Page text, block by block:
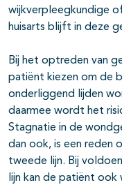
wijkverpleegkundige
huisarts blijft in deze
Bij het optreden van
patiënt kiezen om de
onderliggend lijden
daarmee wordt het
Stagnatie in de
dan ook, is een reden
tweede lijn. Bij
lijn kan de patiënt ook